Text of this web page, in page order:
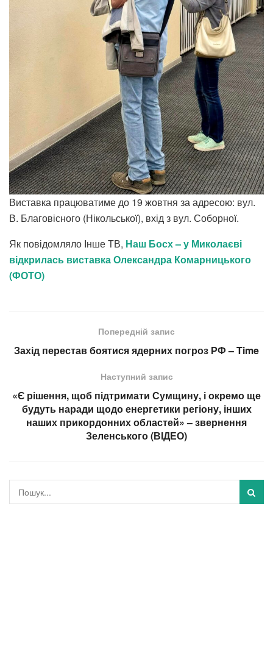
Виставка працюватиме до 19 жовтня за адресою: вул.
В. Благовісного (Нікольської), вхід з вул. Соборної.
Як повідомляло Інше ТВ, Наш Босх – у Миколаєві
відкрилась виставка Олександра Комарницького
(ФОТО)
Попередній запис
Захід перестав боятися ядерних погроз РФ – Time
Наступний запис
«Є рішення, щоб підтримати Сумщину, і окремо ще
будуть наради щодо енергетики регіону, інших
наших прикордонних областей» – звернення
Зеленського (ВІДЕО)